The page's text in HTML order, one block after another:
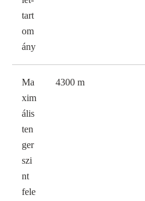
tart
om
ány
Ma
xim
ális
ten
ger
szi
nt
fele
4300 m